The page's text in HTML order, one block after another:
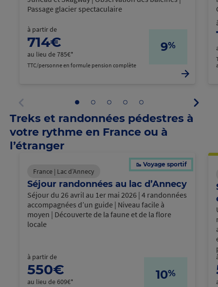
Passage glacier spectaculaire
à partir de
714€
au lieu de 785€*
TTC/personne en formule pension complète
9%
Panneau
précédent
Aller
au
panneau
1
Aller
panneau
2
Aller
au
panneau
3
Aller
panneau
4
Aller
au
panneau
5
Treks et randonnées pédestres à
votre rythme en France ou à
l’étranger
France | Lac d’Annecy
Séjour randonnées au lac d’Annecy
Séjour du 26 avril au 1er mai 2026 | 4 randonnées
accompagnées d’un guide | Niveau facile à
moyen | Découverte de la faune et de la flore
locale
à partir de
550€
au lieu de 609€*
10%
🥾 Voyage sportif